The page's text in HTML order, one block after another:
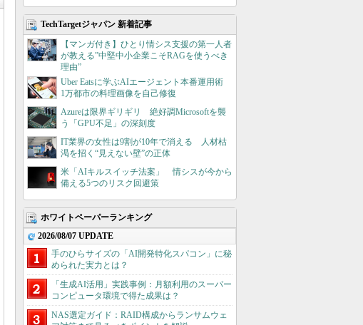
TechTargetジャパン 新着記事
【マンガ付き】ひとり情シス支援の第一人者
が教える”中堅中小企業こそRAGを使うべき
理由”
Uber Eatsに学ぶAIエージェント本番運用術
1万都市の料理画像を自己修復
Azureは限界ギリギリ 絶好調Microsoftを襲
う「GPU不足」の深刻度
IT業界の女性は9割が10年で消える 人材枯
渇を招く“見えない壁”の正体
米「AIキルスイッチ法案」 情シスが今から
備える5つのリスク回避策
ホワイトペーパーランキング
2026/08/07 UPDATE
手のひらサイズの「AI開発特化スパコン」に秘
められた実力とは？
「生成AI活用」実践事例：月額利用のスーパー
コンピュータ環境で得た成果は？
NAS選定ガイド：RAID構成からランサムウェ